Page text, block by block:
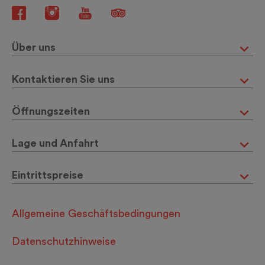
Über uns
Kontaktieren Sie uns
Öffnungszeiten
Lage und Anfahrt
Eintrittspreise
Allgemeine Geschäftsbedingungen
Datenschutzhinweise